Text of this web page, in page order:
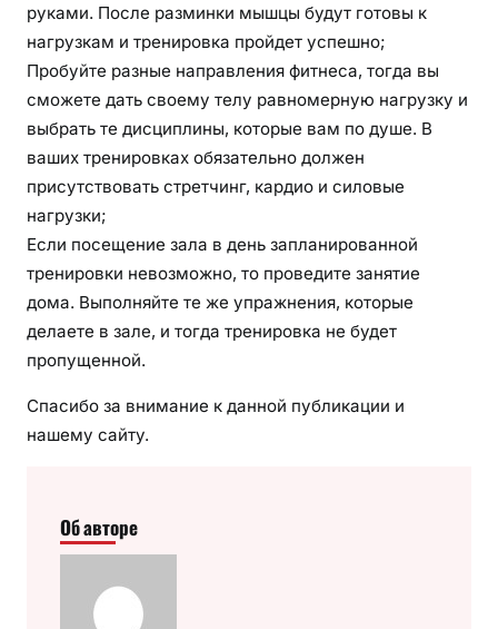
руками. После разминки мышцы будут готовы к
нагрузкам и тренировка пройдет успешно;
Пробуйте разные направления фитнеса, тогда вы
сможете дать своему телу равномерную нагрузку и
выбрать те дисциплины, которые вам по душе. В
ваших тренировках обязательно должен
присутствовать стретчинг, кардио и силовые
нагрузки;
Если посещение зала в день запланированной
тренировки невозможно, то проведите занятие
дома. Выполняйте те же упражнения, которые
делаете в зале, и тогда тренировка не будет
пропущенной.
Спасибо за внимание к данной публикации и
нашему сайту.
Об авторе